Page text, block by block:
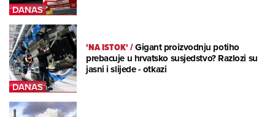
'NA ISTOK'/Gigant proizvodnju potiho
prebacuje u hrvatsko susjedstvo? Razlozi su
jasni i slijede - otkazi